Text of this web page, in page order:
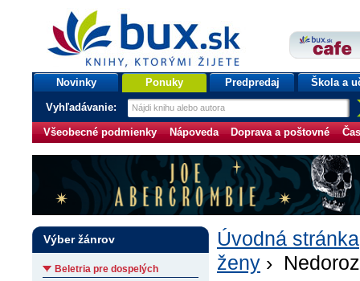
bux.sk
knihy, ktorými žijete
Úvodná stránka
Novinky Ponuky Predpredaj Škola a
Vyhľadávanie:
Všeobecné podmienky Nápoveda Doprava a poštovné
Úvodná stránka
ženy ›
Výber žánrov
Beletria pre dospelých